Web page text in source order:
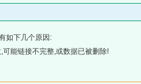
如下几个原因:
能链接不完整,或数据已被删除!